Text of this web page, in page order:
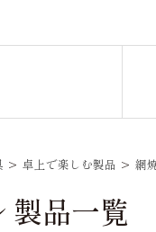
> 卓上で楽しむ製品 > 網
製品一覧